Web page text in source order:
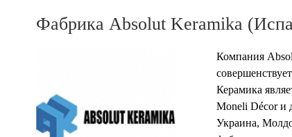
Фабрика Absolut Keramika
Компания
Керамика
Moneli Décor и
Украина,